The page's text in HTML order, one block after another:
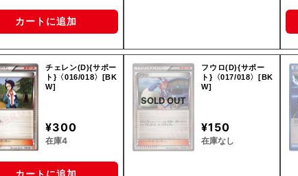
カートに追加
チェレン(D){サポー
ト}〈016/018〉[BK
W]
¥300
在庫4
カートに追加
SOLD OUT
フウロ(D){サポー
ト}〈017/018〉[BK
W]
¥150
在庫なし